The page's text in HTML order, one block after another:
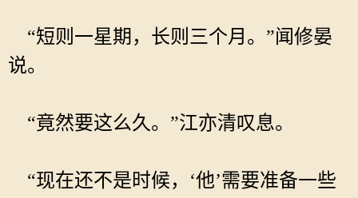
“短则一星期，长则三个月。”闻修晏
说。
“竟然要这么久。”江亦清叹息。
“现在还不是时候，‘他’需要准备一些